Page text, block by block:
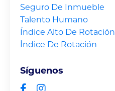
Seguro De Inmueble
Talento Humano
Índice Alto De Rotación
Índice De Rotación
Síguenos